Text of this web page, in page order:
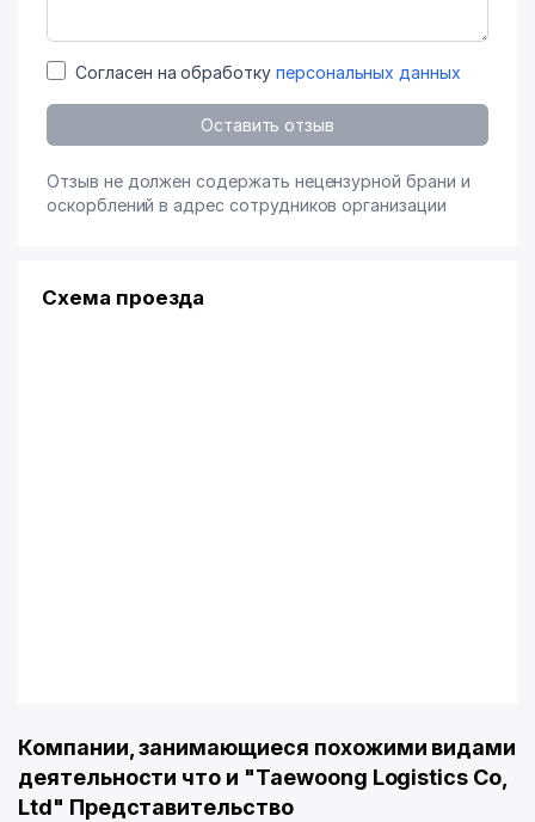
Согласен на обработку персональных данных
Оставить отзыв
Отзыв не должен содержать нецензурной брани и
оскорблений в адрес сотрудников организации
Схема проезда
Компании, занимающиеся похожими видами
деятельности что и "Taewoong Logistics Co,
Ltd" Представительство